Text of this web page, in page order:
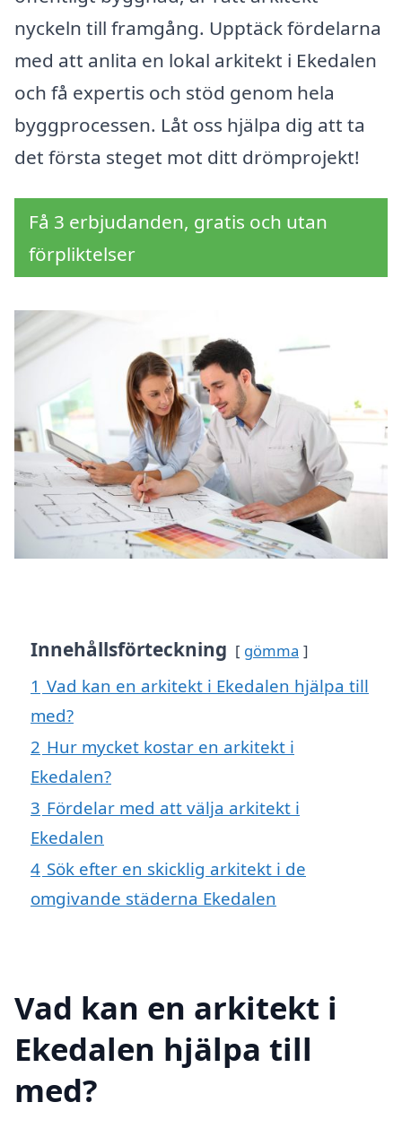
nyckeln till framgång. Upptäck fördelarna
med att anlita en lokal arkitekt i Ekedalen
och få expertis och stöd genom hela
byggprocessen. Låt oss hjälpa dig att ta
det första steget mot ditt drömprojekt!
Få 3 erbjudanden, gratis och utan
förpliktelser
Innehållsförteckning gömma
1 Vad kan en arkitekt i Ekedalen hjälpa till
med?
2 Hur mycket kostar en arkitekt i
Ekedalen?
3 Fördelar med att välja arkitekt i
Ekedalen
4 Sök efter en skicklig arkitekt i de
omgivande städerna Ekedalen
Vad kan en arkitekt i
Ekedalen hjälpa till
med?